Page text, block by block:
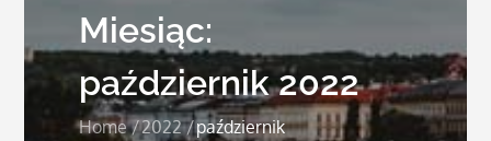
Miesiąc:
październik 2022
Home 2022 październik